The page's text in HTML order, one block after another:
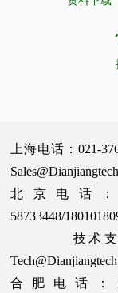
上海电话：
北京电话：
58733448/
技术支
合肥电话：